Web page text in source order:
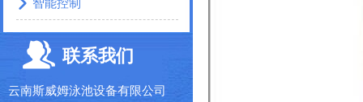
智能控制
联系我们
云南斯威姆泳池设备有限公司